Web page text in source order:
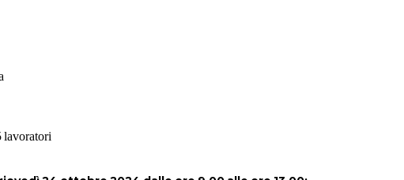
lavoratori